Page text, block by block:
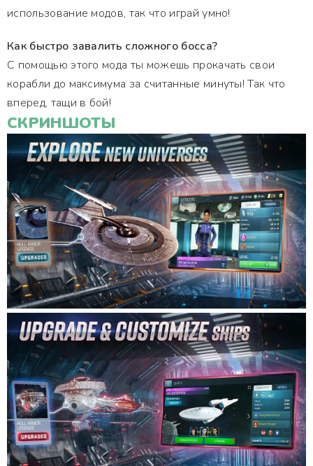
использование модов, так что играй умно!
Как быстро завалить сложного босса?
С помощью этого мода ты можешь прокачать свои
корабли до максимума за считанные минуты! Так что
вперед, тащи в бой!
СКРИНШОТЫ